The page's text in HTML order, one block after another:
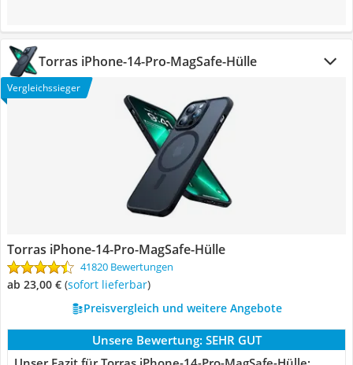
Torras iPhone-14-Pro-MagSafe-Hülle
Vergleichssieger
Torras iPhone-14-Pro-MagSafe-Hülle
41820 Bewertungen
ab 23,00 € ( Sofort lieferbar)
Preisvergleich und weitere Angebote
Unsere Bewertung: SEHR GUT